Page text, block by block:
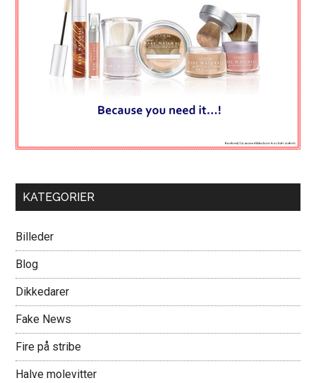
KATEGORIER
Billeder
Blog
Dikkedarer
Fake News
Fire på stribe
Halve molevitter